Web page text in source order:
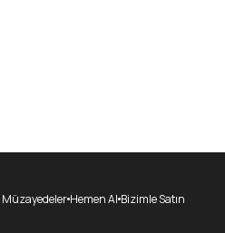
MüzayedelerHemen Al Bizimle Satın